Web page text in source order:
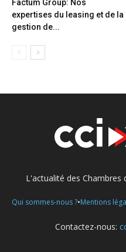
Factum Group: Nos
expertises du leasing et de la
gestion de...
L'actualité des Chambres
Qui sommes-nous ?•Mentions
Contactez-nous: